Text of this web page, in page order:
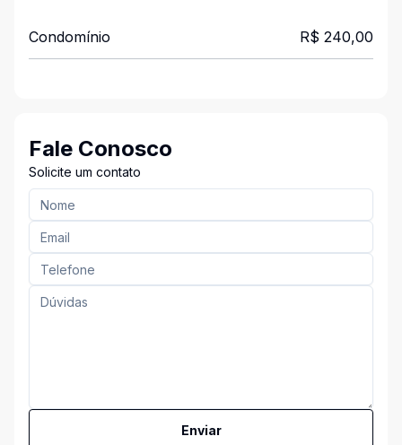
Condomínio R$ 240,00
Fale Conosco
Solicite um contato
Enviar